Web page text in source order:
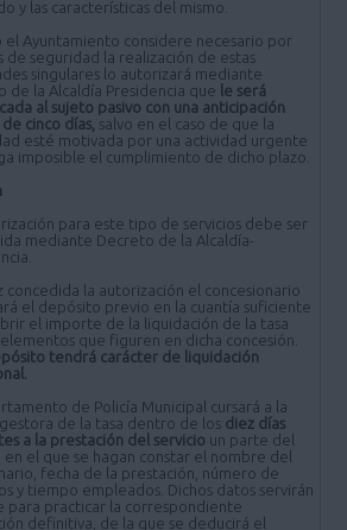
y las características del mismo.
el Ayuntamiento considere necesario por
de seguridad la realización de estas
singulares lo autorizará mediante
de la Alcaldía Presidencia que le será
al sujeto pasivo con una anticipación
cinco días, salvo en el caso de que la
esté motivada por una actividad urgente
imposible el cumplimiento de dicho plazo.
para este tipo de servicios debe ser
mediante Decreto de la Alcaldía-
concedida la autorización el concesionario
el depósito previo en la cuantía suficiente
el importe de la liquidación de la tasa
que figuren en dicha concesión.
tendrá carácter de liquidación
de Policía Municipal cursará a la
de la tasa dentro de los diez días
a la prestación del servicio un parte del
en el que se hagan constar el nombre del
fecha de la prestación, número de
y tiempo empleados. Dichos datos servirán
para practicar la correspondiente
definitiva, de la que se deducirá el